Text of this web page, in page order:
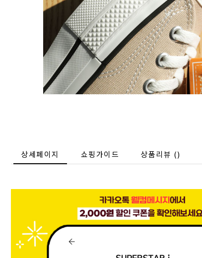
상세페이지 쇼핑가이드 상품리뷰 ()